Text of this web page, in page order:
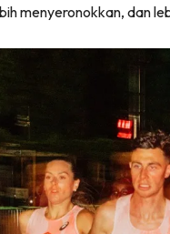
menyeronokkan, dan